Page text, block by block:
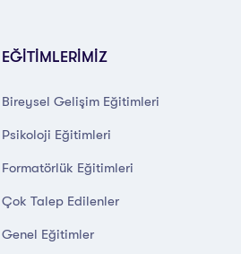
EĞİTİMLERİMİZ
Bireysel Gelişim Eğitimleri
Psikoloji Eğitimleri
Formatörlük Eğitimleri
Çok Talep Edilenler
Genel Eğitimler